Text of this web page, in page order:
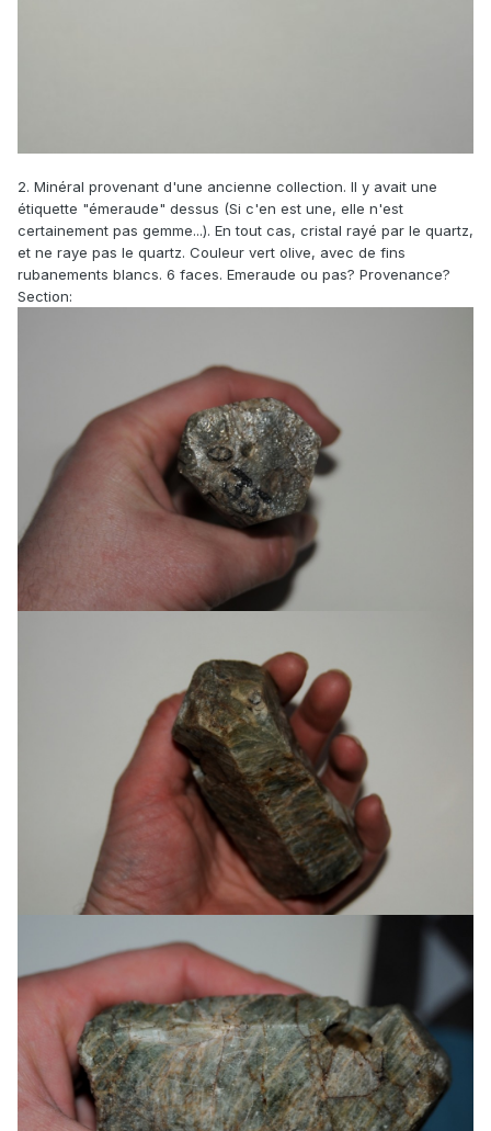
2. Minéral provenant d'une ancienne collection. Il y avait une
étiquette "émeraude" dessus (Si c'en est une, elle n'est
certainement pas gemme...). En tout cas, cristal rayé par le quartz,
et ne raye pas le quartz. Couleur vert olive, avec de fins
rubanements blancs. 6 faces. Emeraude ou pas? Provenance?
Section: